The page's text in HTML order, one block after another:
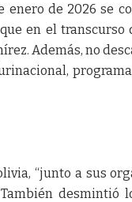
de 2026 se
en el transcurso
Además, no
“junto a sus
desmintió